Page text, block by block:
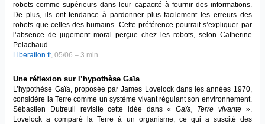
robots comme supérieurs dans leur capacité à fournir des informations.
De plus, ils ont tendance à pardonner plus facilement les erreurs des
robots que celles des humains. Cette préférence pourrait s’expliquer par
l’absence de jugement moral perçue chez les robots, selon Catherine
Pelachaud.
Liberation.fr, 05/06 – 3 min
Une réflexion sur l’hypothèse Gaïa
L’hypothèse Gaïa, proposée par James Lovelock dans les années 1970,
considère la Terre comme un système vivant régulant son environnement.
Sébastien Dutreuil revisite cette idée dans « Gaïa, Terre vivante ».
Lovelock a comparé la Terre à un organisme, ce qui a suscité des